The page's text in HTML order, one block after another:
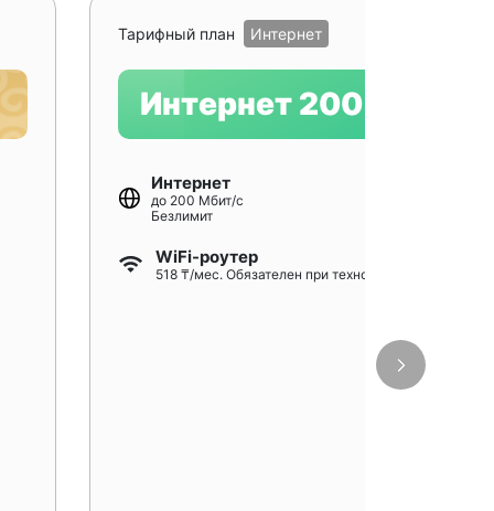
Тарифный план Интернет
Интернет 200
Интернет
до 200 Мбит/с
Безлимит
WiFi-роутер
518 ₸/мес. Обязателен при технологии GPON